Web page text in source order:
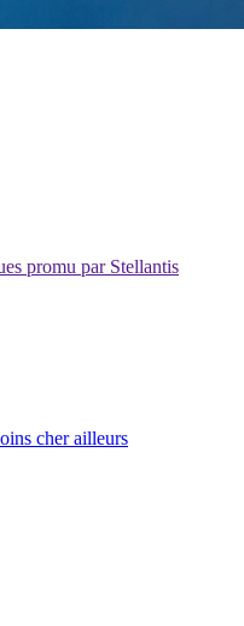
promu par Stellantis
cher ailleurs